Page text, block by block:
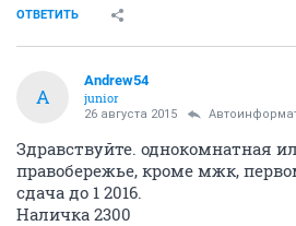
ОТВЕТИТЬ
A
Andrew54
junior
26 августа 2015
Здравствуйте. однокомнатная
правобережье, кроме мжк,
сдача до 1 2016.
Наличка 2300